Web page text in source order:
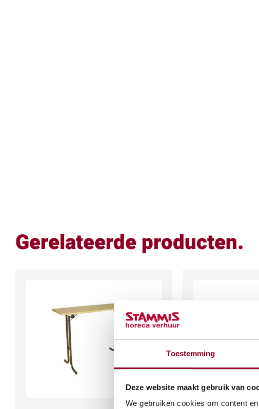
Toestemming
Deze website maakt gebruik van
We gebruiken cookies om content
Gerelateerde producten.